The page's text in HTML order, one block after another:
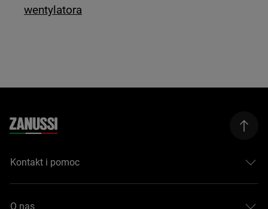
wentylatora
Kontakt i pomoc
O nas